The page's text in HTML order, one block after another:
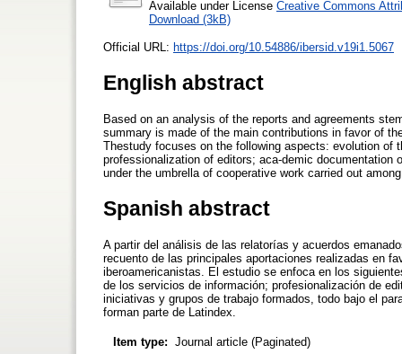
Available under License Creative Commons
Download (3kB)
Official URL: https://doi.org/10.54886/ibersid.v19i1.5067
English abstract
Based on an analysis of the reports and agreements
summary is made of the main contributions in favor of
Thestudy focuses on the following aspects: evolution of
professionalization of editors; aca-demic
under the umbrella of cooperative work carried out
Spanish abstract
A partir del análisis de las relatorías y acuerdos
recuento de las principales aportaciones realizadas en
iberoamericanistas. El estudio se enfoca en los
de los servicios de información; profesionalización de
iniciativas y grupos de trabajo formados, todo bajo el
forman parte de Latindex.
Item type: Journal article (Paginated)